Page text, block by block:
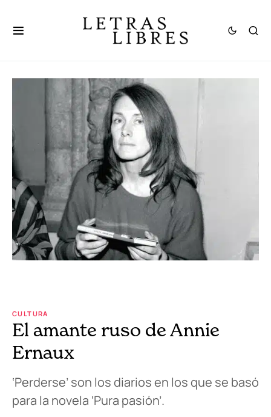
CULTURA
El amante ruso de Annie
Ernaux
‘Perderse’ son los diarios en los que se basó
para la novela ‘Pura pasión’.